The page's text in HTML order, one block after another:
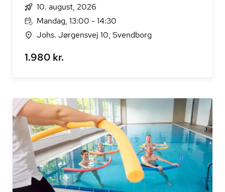
10. august, 2026
Mandag, 13:00 - 14:30
Johs. Jørgensvej 10, Svendborg
1.980 kr.